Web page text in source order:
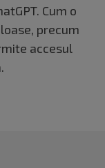
Cum o
precum
accesul